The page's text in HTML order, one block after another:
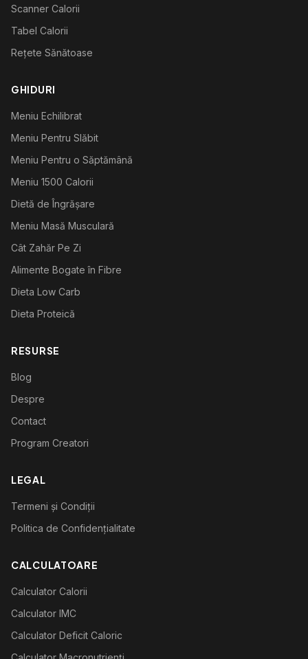
Scanner Calorii
Tabel Calorii
Rețete Sănătoase
GHIDURI
Meniu Echilibrat
Meniu Pentru Slăbit
Meniu Pentru o Săptămână
Meniu 1500 Calorii
Dietă de Îngrășare
Meniu Masă Musculară
Cât Zahăr Pe Zi
Alimente Bogate în Fibre
Dieta Low Carb
Dieta Proteică
RESURSE
Blog
Despre
Contact
Program Creatori
LEGAL
Termeni și Condiții
Politica de Confidențialitate
CALCULATOARE
Calculator Calorii
Calculator IMC
Calculator Deficit Caloric